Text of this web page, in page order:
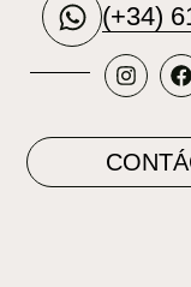
(+34)